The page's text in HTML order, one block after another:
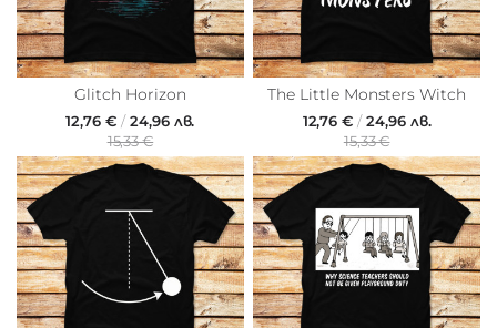
Glitch Horizon
12,76 € /24,96 лв.
15,33 €
The Little Monsters Witch
12,76 €/24,96 лв.
15,33 €